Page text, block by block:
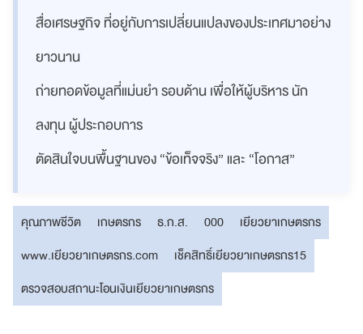
สื่อเศรษฐกิจ ที่อยู่กับการเปลี่ยนแปลงของประเทศมาอย่าง
ยาวนาน
ถ่ายทอดข้อมูลที่แม่นยำ รอบด้าน เพื่อให้ผู้บริหาร นัก
ลงทุน ผู้ประกอบการ
ตัดสินใจบนพื้นฐานของ “ข้อเท็จจริง” และ “โอกาส”
คุณภาพชีวิต เกษตรกร ธ.ก.ส. 000
เยียวยาเกษตรกร
www.เยียวยาเกษตรกร.com
เช็คสิทธิ์เยียวยาเกษตรกร15
ตรวจสอบสถานะโอนเงินเยียวยาเกษตรกร